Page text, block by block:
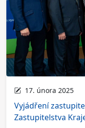
17. února 2025
Vyjádření
Zastupitelstva